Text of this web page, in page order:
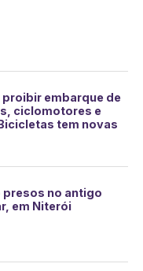
proibir embarque de
ciclomotores e
tem novas
presos no antigo
em Niterói